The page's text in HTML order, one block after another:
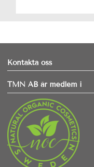
Kontakta oss
TMN AB är medlem i